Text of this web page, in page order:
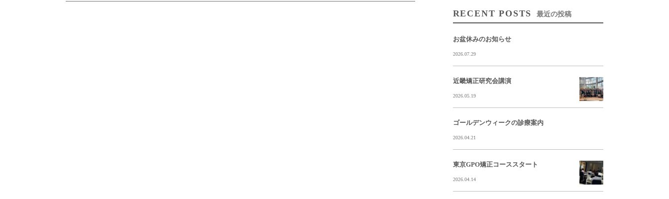
RECENT POSTS 最近の投稿
お盆休みのお知らせ
2026.07.29
近畿矯正研究会講演
2026.05.19
ゴールデンウィークの診療案内
2026.04.21
東京GPO矯正コーススタート
2026.04.14